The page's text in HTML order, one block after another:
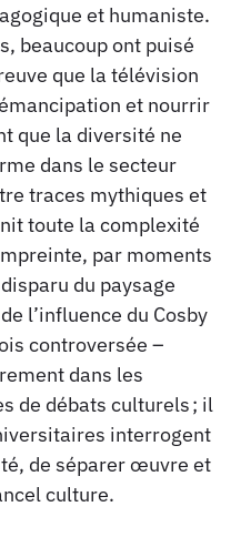
et humaniste.
beaucoup ont puisé
que la télévision
et nourrir
que la diversité ne
dans le secteur
traces mythiques et
toute la complexité
par moments
du paysage
l’influence du Cosby
controversée –
dans les
de débats culturels ; il
interrogent
de séparer œuvre et
culture.